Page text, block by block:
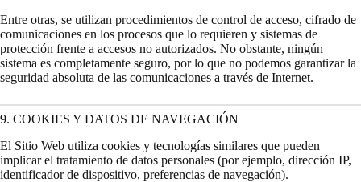
Entre otras, se utilizan procedimientos de control de acceso, cifrado de
comunicaciones en los procesos que lo requieren y sistemas de
protección frente a accesos no autorizados. No obstante, ningún
sistema es completamente seguro, por lo que no podemos garantizar la
seguridad absoluta de las comunicaciones a través de Internet.
9. COOKIES Y DATOS DE NAVEGACIÓN
El Sitio Web utiliza cookies y tecnologías similares que pueden
implicar el tratamiento de datos personales (por ejemplo, dirección IP,
identificador de dispositivo, preferencias de navegación).